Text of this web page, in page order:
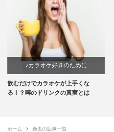
♪カラオケ好きのために
飲むだけでカラオケが上手くな
る！？噂のドリンクの真実とは
ホーム 過去の記事一覧